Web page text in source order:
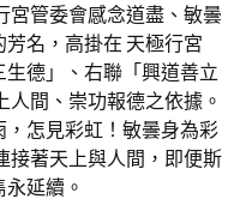
宮管委會感念道盡、敏曇
名，高掛在 天極行宮
生德」、右聯「興道善立
間、崇功報德之依據。
怎見彩虹！敏曇身為彩
接著天上與人間，即便斯
延續。